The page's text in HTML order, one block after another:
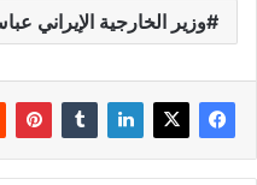
​وزير الخارجية الإيراني